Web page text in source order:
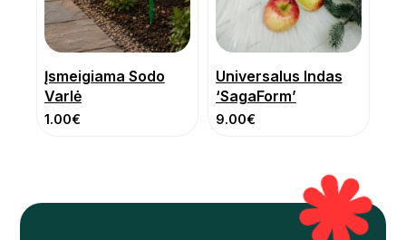
Įsmeigiama Sodo
Varlė
1.00€
Universalus Indas
‘SagaForm’
9.00€